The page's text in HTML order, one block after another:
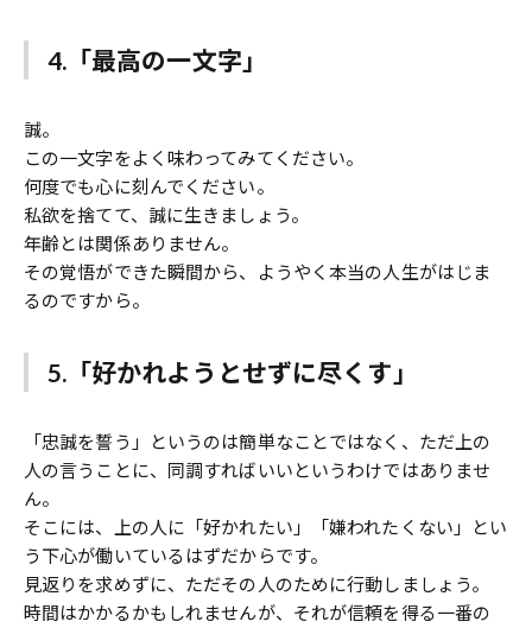
4.「最高の一文字」
誠。
この一文字をよく味わってみてください。
何度でも心に刻んでください。
私欲を捨てて、誠に生きましょう。
年齢とは関係ありません。
その覚悟ができた瞬間から、ようやく本当の人生がはじま
るのですから。
5.「好かれようとせずに尽くす」
「忠誠を誓う」というのは簡単なことではなく、ただ上の
人の言うことに、同調すればいいというわけではありませ
ん。
そこには、上の人に「好かれたい」「嫌われたくない」とい
う下心が働いているはずだからです。
見返りを求めずに、ただその人のために行動しましょう。
時間はかかるかもしれませんが、それが信頼を得る一番の